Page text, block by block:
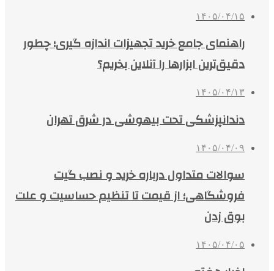
۱۴۰۵/۰۴/۱۵
راهنمای جامع خرید تجهیزات اندازه گیری؛ چطور
دقیق‌ترین ابزارها را آنلاین بخریم؟
۱۴۰۵/۰۴/۱۳
دندانپزشکی تحت بیهوشی در شرق تهران
۱۴۰۵/۰۴/۰۹
سوالات متداول درباره خرید و نصب گیت
فروشگاهی؛ از قیمت تا تنظیم حساسیت و علت
بوق زدن
۱۴۰۵/۰۴/۰۵